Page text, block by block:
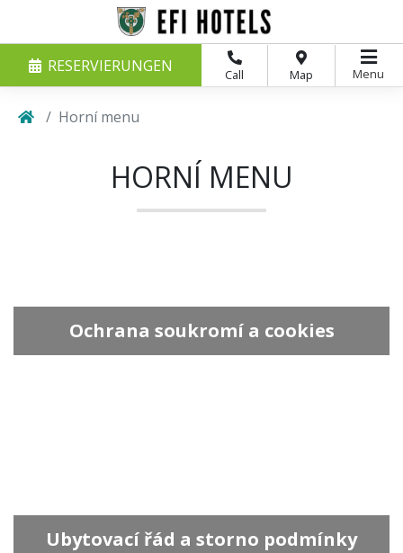
Call Map
RESERVIERUNGEN Menu
Horní menu
HORNÍ MENU
Ochrana soukromí a cookies
Ubytovací řád a storno podmínky